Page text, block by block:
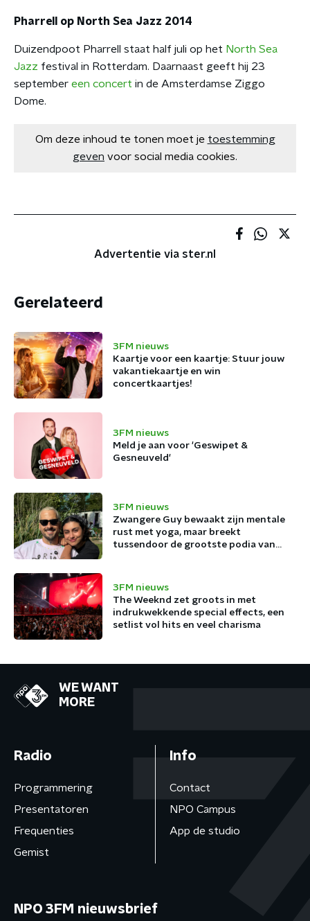
Pharrell op North Sea Jazz 2014
Duizendpoot Pharrell staat half juli op het North Sea
Jazz festival in Rotterdam. Daarnaast geeft hij 23
september een concert in de Amsterdamse Ziggo
Dome.
Om deze inhoud te tonen moet je toestemming
geven voor social media cookies.
Advertentie via ster.nl
Gerelateerd
3FM nieuws
Kaartje voor een kaartje: Stuur jouw
vakantiekaartje en win
concertkaartjes!
3FM nieuws
Meld je aan voor 'Geswipet &
Gesneuveld'
3FM nieuws
Zwangere Guy bewaakt zijn mentale
rust met yoga, maar breekt
tussendoor de grootste podia van
3FM nieuws
The Weeknd zet groots in met
indrukwekkende special effects, een
setlist vol hits en veel charisma
WE WANT
MORE
Radio
Programmering
Presentatoren
Frequenties
Gemist
Info
Contact
NPO Campus
App de studio
NPO 3FM nieuwsbrief